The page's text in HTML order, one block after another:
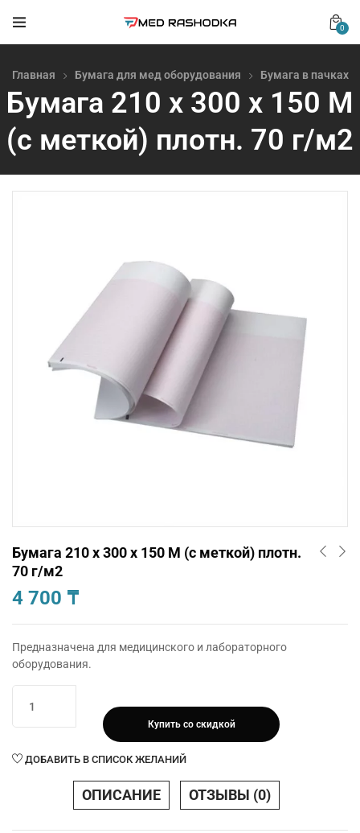
0
Главная Бумага для мед оборудования Бумага в пачках
Бумага 210 х 300 х 150 М
(с меткой) плотн. 70 г/м2
Бумага 210 х 300 х 150 М (с меткой) плотн.
70 г/м2
4 700 ₸
Предназначена для медицинского и лабораторного
оборудования.
товара
Бумага
х
Купить со скидкой
ДОБАВИТЬ В СПИСОК ЖЕЛАНИЙ
ОПИСАНИЕ ОТЗЫВЫ (0)